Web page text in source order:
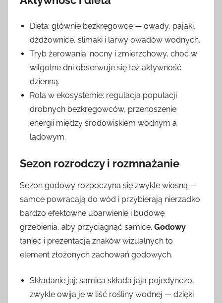
Dieta: głównie bezkręgowce — owady, pająki,
dżdżownice, ślimaki i larwy owadów wodnych.
Tryb żerowania: nocny i zmierzchowy, choć w
wilgotne dni obserwuje się też aktywność
dzienną.
Rola w ekosystemie: regulacja populacji
drobnych bezkręgowców, przenoszenie
energii między środowiskiem wodnym a
lądowym.
Sezon rozrodczy i rozmnażanie
Sezon godowy rozpoczyna się zwykle wiosną —
samce powracają do wód i przybierają nierzadko
bardzo efektowne ubarwienie i budowę
grzebienia, aby przyciągnąć samice. Godowy
taniec i prezentacja znaków wizualnych to
element złożonych zachowań godowych.
Składanie jaj: samica składa jaja pojedynczo,
zwykle owija je w liść rośliny wodnej — dzięki